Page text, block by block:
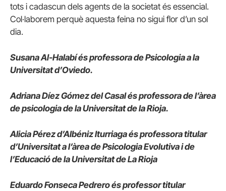
tots i cadascun dels agents de la societat és essencial.
Col·laborem perquè aquesta feina no sigui flor d’un sol
dia.
Susana Al-Halabí és professora de Psicologia a la
Universitat d’Oviedo.
Adriana Díez Gómez del Casal és professora de l’àrea
de psicologia de la Universitat de la Rioja.
Alicia Pérez d’Albéniz Iturriaga és professora titular
d’Universitat a l’àrea de Psicologia Evolutiva i de
l’Educació de la Universitat de La Rioja
Eduardo Fonseca Pedrero és professor titular